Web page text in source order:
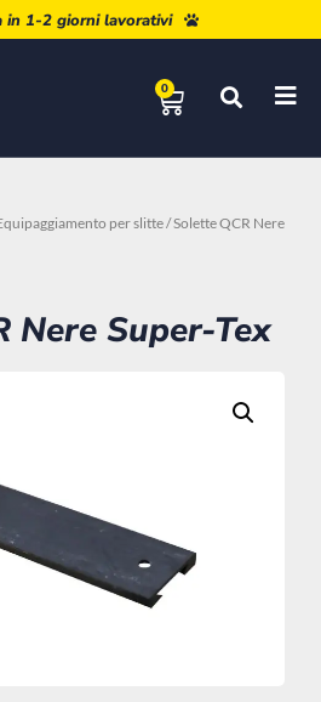
in 1-2 giorni lavorativi
con Paypal o Klarna
0
per slitte/ Solette QCR Nere
Nere Super-Tex